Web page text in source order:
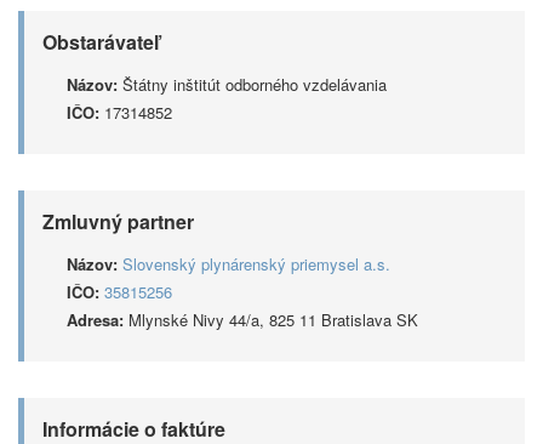
Obstarávateľ
Názov: Štátny inštitút odborného vzdelávania
IČO: 17314852
Zmluvný partner
Názov: Slovenský plynárenský priemysel a.s.
IČO: 35815256
Adresa: Mlynské Nivy 44/a, 825 11 Bratislava SK
Informácie o faktúre